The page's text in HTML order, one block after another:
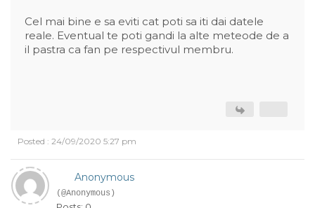
Cel mai bine e sa eviti cat poti sa iti dai datele
reale. Eventual te poti gandi la alte meteode de a
il pastra ca fan pe respectivul membru.
Posted : 24/09/2020 5:27 pm
Anonymous
(@Anonymous)